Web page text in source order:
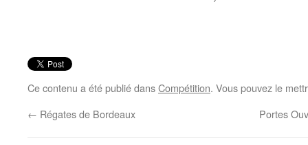
Ce contenu a été publié dansCompétition. Vous pouvez le
← Régates de Bordeaux Portes